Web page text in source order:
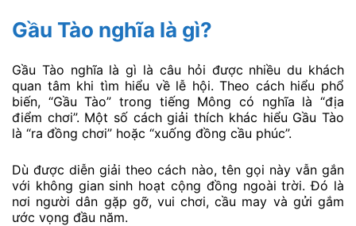
Gầu Tào nghĩa là gì?
Gầu Tào nghĩa là gì là câu hỏi được nhiều du khách
quan tâm khi tìm hiểu về lễ hội. Theo cách hiểu phổ
biến, “Gầu Tào” trong tiếng Mông có nghĩa là “địa
điểm chơi”. Một số cách giải thích khác hiểu Gầu Tào
là “ra đồng chơi” hoặc “xuống đồng cầu phúc”.
Dù được diễn giải theo cách nào, tên gọi này vẫn gắn
với không gian sinh hoạt cộng đồng ngoài trời. Đó là
nơi người dân gặp gỡ, vui chơi, cầu may và gửi gắm
ước vọng đầu năm.